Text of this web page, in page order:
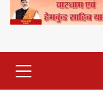
Menu